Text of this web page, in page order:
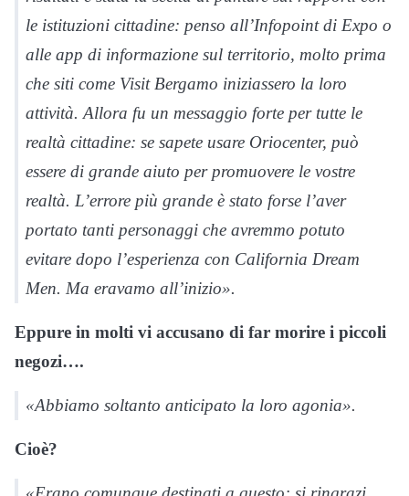
le istituzioni cittadine: penso all’Infopoint di Expo o
alle app di informazione sul territorio, molto prima
che siti come Visit Bergamo iniziassero la loro
attività. Allora fu un messaggio forte per tutte le
realtà cittadine: se sapete usare Oriocenter, può
essere di grande aiuto per promuovere le vostre
realtà. L’errore più grande è stato forse l’aver
portato tanti personaggi che avremmo potuto
evitare dopo l’esperienza con California Dream
Men. Ma eravamo all’inizio».
Eppure in molti vi accusano di far morire i piccoli
negozi….
«Abbiamo soltanto anticipato la loro agonia».
Cioè?